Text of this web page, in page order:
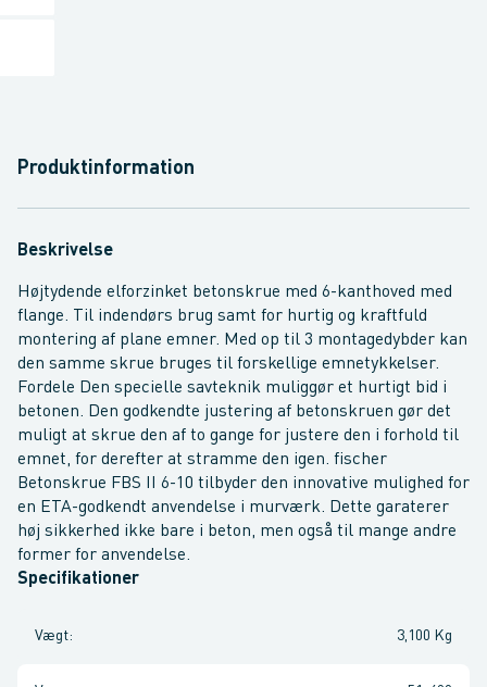
Produktinformation
Beskrivelse
Højtydende elforzinket betonskrue med 6-kanthoved med
flange. Til indendørs brug samt for hurtig og kraftfuld
montering af plane emner. Med op til 3 montagedybder kan
den samme skrue bruges til forskellige emnetykkelser.
Fordele Den specielle savteknik muliggør et hurtigt bid i
betonen. Den godkendte justering af betonskruen gør det
muligt at skrue den af to gange for justere den i forhold til
emnet, for derefter at stramme den igen. fischer
Betonskrue FBS II 6-10 tilbyder den innovative mulighed for
en ETA-godkendt anvendelse i murværk. Dette garaterer
høj sikkerhed ikke bare i beton, men også til mange andre
former for anvendelse.
Specifikationer
Vægt: 3,100 Kg